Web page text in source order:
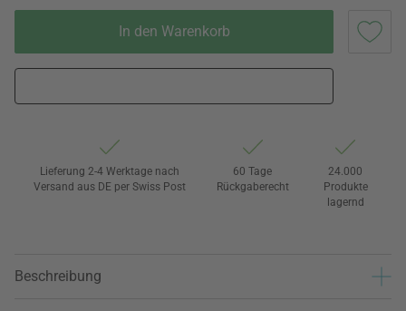
In den Warenkorb
Lieferung 2-4 Werktage nach
Versand aus DE per Swiss Post
60 Tage
Rückgaberecht
24.000
Produkte
lagernd
Beschreibung